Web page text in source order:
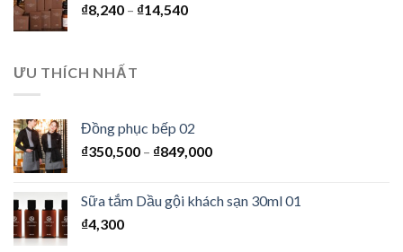
₫8,240 – ₫14,540
ƯU THÍCH NHẤT
Đồng phục bếp 02
₫350,500 – ₫849,000
Sữa tắm Dầu gội khách sạn 30ml 01
₫4,300